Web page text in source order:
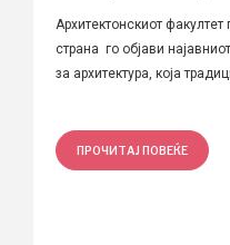
Архитектонскиот
страна го објави
за архитектура, која
ПРОЧИТАЈ ПОВЕЌЕ